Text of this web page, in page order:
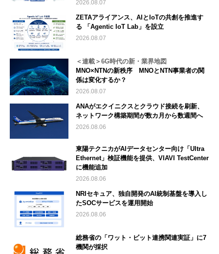
2026.08.07
ZETAアライアンス、AIとIoTの共創を推進す
る 「Agentic IoT Lab」を設立
2026.08.07
＜連載＞6G時代の新・業界地図
MNO×NTNの新秩序 MNOとNTN事業者の関
係は変化するか？
2026.08.07
ANAがエクイニクスとクラウド接続を刷新、
ネットワーク構築期間が数カ月から数週間へ
2026.08.06
東陽テクニカがAIデータセンター向け「Ultra
Ethernet」検証機能を提供、VIAVI TestCenter
に機能追加
2026.08.06
NRIセキュア、独自開発のAI統制基盤を導入し
たSOCサービスを運用開始
2026.08.06
総務省の「ワット・ビット連携関連実証」に7
機関が採択